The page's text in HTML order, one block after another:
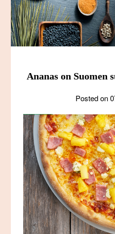
Ananas on Suomen
Posted on